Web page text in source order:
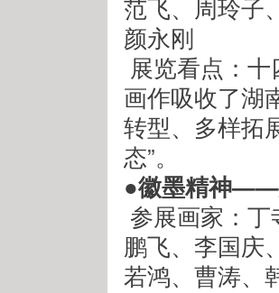
范飞、周玲子
颜永刚
画作吸收了湖
转型、多样拓
态”。
●徽墨精神——
鹏飞、李国庆
若鸿、曹涛、